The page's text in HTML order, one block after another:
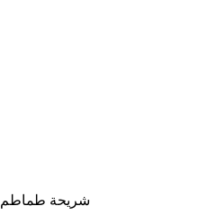
/ Tomates Séchées – 200g – شريحة طماطم